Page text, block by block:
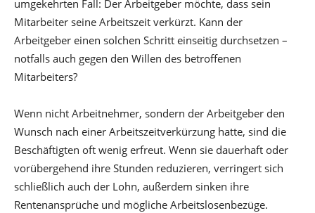
umgekehrten Fall: Der Arbeitgeber möchte, dass sein
Mitarbeiter seine Arbeitszeit verkürzt. Kann der
Arbeitgeber einen solchen Schritt einseitig durchsetzen –
notfalls auch gegen den Willen des betroffenen
Mitarbeiters?
Wenn nicht Arbeitnehmer, sondern der Arbeitgeber den
Wunsch nach einer Arbeitszeitverkürzung hatte, sind die
Beschäftigten oft wenig erfreut. Wenn sie dauerhaft oder
vorübergehend ihre Stunden reduzieren, verringert sich
schließlich auch der Lohn, außerdem sinken ihre
Rentenansprüche und mögliche Arbeitslosenbezüge.